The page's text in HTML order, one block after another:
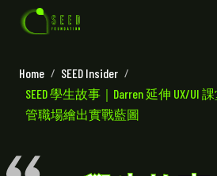
Home / SEED Insider /
SEED 學生故事｜Darren 延伸 UX/UI
管職場繪出實戰藍圖